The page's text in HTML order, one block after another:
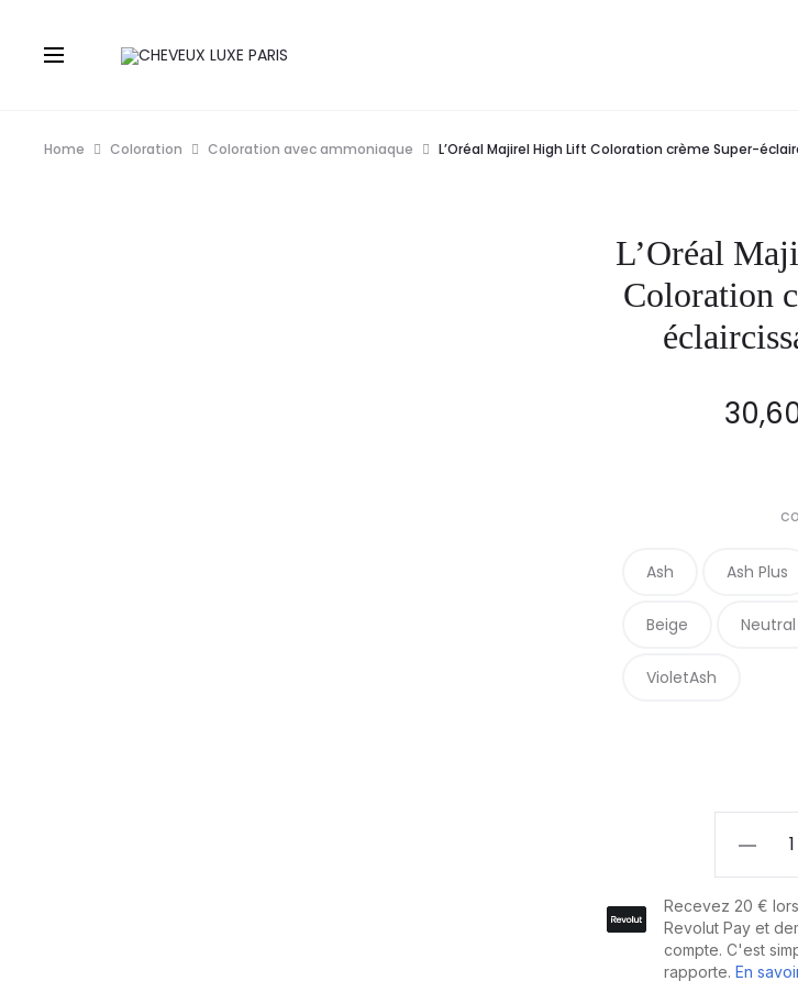
Home Coloration Coloration avec ammoniaque L’Oréal Majirel High Lift Coloration crème Super-
L’Oréal
Coloration
Ash Ash Plus
Beige Neutral
VioletAsh
High
Lift